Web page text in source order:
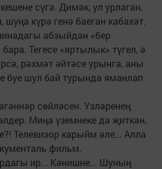
сүгә. Димәк, ул урлаган,
шуңа күрә генә баеган кабахәт.
абзыйдан «бер
Тегесе «яртылык» түгел, ә
рәхмәт әйтәсе урынга, аны
буе шул бай турында яманлап
сөйләсен. Үзләренең
Миңа үземнеке дә җиткән,
Телевизор карыйм әле... Алла
фильм.
ир... Кәнишне... Шуның